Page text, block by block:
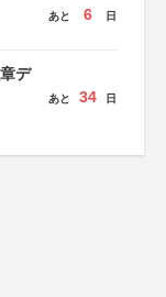
あと 6 日
デ
あと 34 日